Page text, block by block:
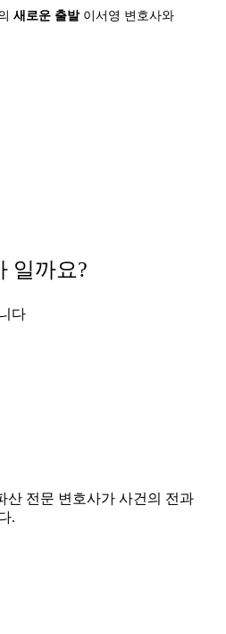
새로운 출발이서영 변호사와
일까요?
다
산 전문 변호사가 사건의 전과
.